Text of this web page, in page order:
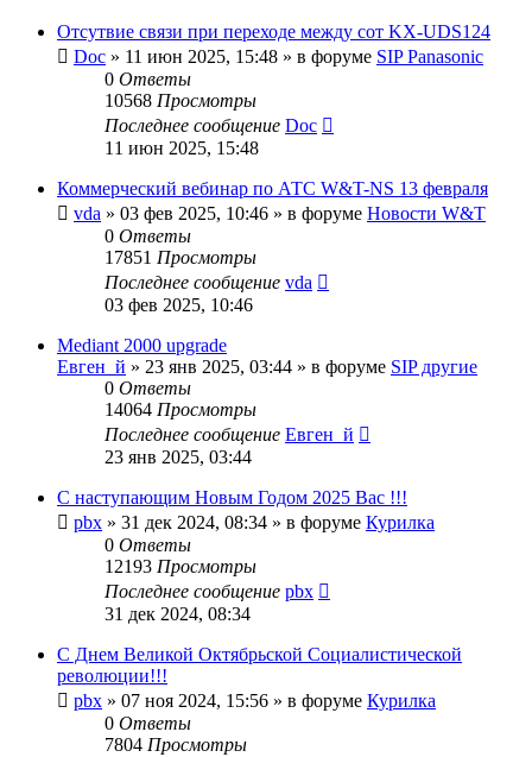
Отсутвие связи при переходе между сот KX-UDS124
Doc » 11 июн 2025, 15:48 » в форуме SIP Panasonic
0 Ответы
10568 Просмотры
Последнее сообщение Doc
11 июн 2025, 15:48
Коммерческий вебинар по АТС W&T-NS 13 февраля
vda » 03 фев 2025, 10:46 » в форуме Новости W&T
0 Ответы
17851 Просмотры
Последнее сообщение vda
03 фев 2025, 10:46
Mediant 2000 upgrade
Евген_й » 23 янв 2025, 03:44 » в форуме SIP другие
0 Ответы
14064 Просмотры
Последнее сообщение Евген_й
23 янв 2025, 03:44
С наступающим Новым Годом 2025 Вас !!!
pbx » 31 дек 2024, 08:34 » в форуме Курилка
0 Ответы
12193 Просмотры
Последнее сообщение pbx
31 дек 2024, 08:34
С Днем Великой Октябрьской Социалистической
революции!!!
pbx » 07 ноя 2024, 15:56 » в форуме Курилка
0 Ответы
7804 Просмотры